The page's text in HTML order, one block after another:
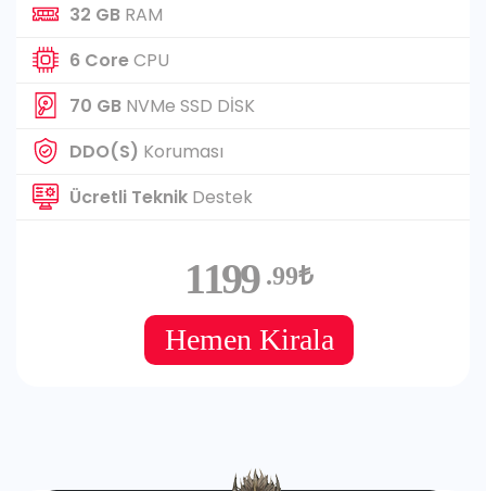
32 GB RAM
6 CoreCPU
70 GB NVMe SSD DİSK
DDO(S) Koruması
Ücretli Teknik Destek
1199 .99₺
Hemen Kirala